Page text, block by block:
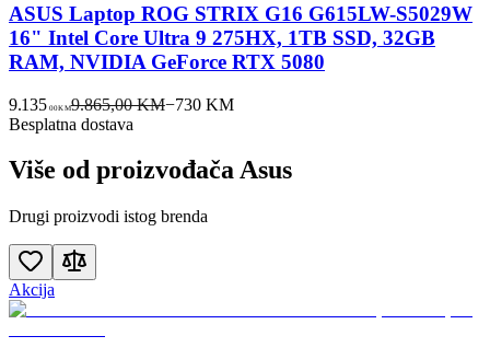
ASUS Laptop ROG STRIX G16 G615LW-S5029W
16" Intel Core Ultra 9 275HX, 1TB SSD, 32GB
RAM, NVIDIA GeForce RTX 5080
9.135 00KM9.865,00 KM−730KM
Besplatna dostava
Više od proizvođačaAsus
Drugi proizvodi istog brenda
Akcija